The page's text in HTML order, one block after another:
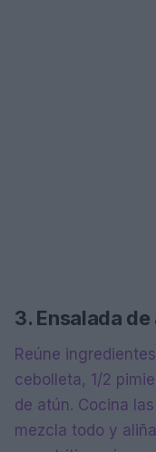
3. Ensalada
Reúne
cebolleta, 1/2
de atún. Cocina
mezcla todo y